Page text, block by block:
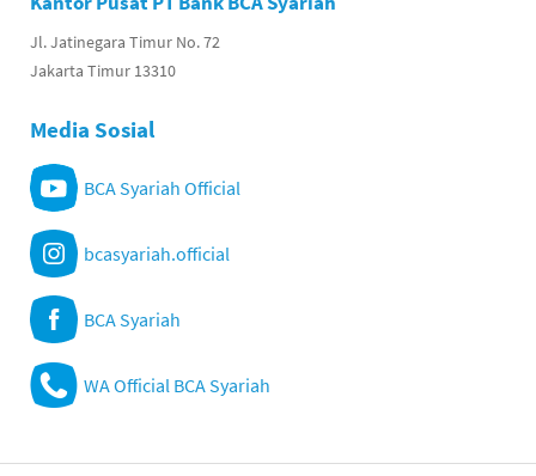
Jl. Jatinegara Timur No. 72
Jakarta Timur 13310
Media Sosial
BCA Syariah Official
bcasyariah.official
BCA Syariah
WA Official BCA Syariah